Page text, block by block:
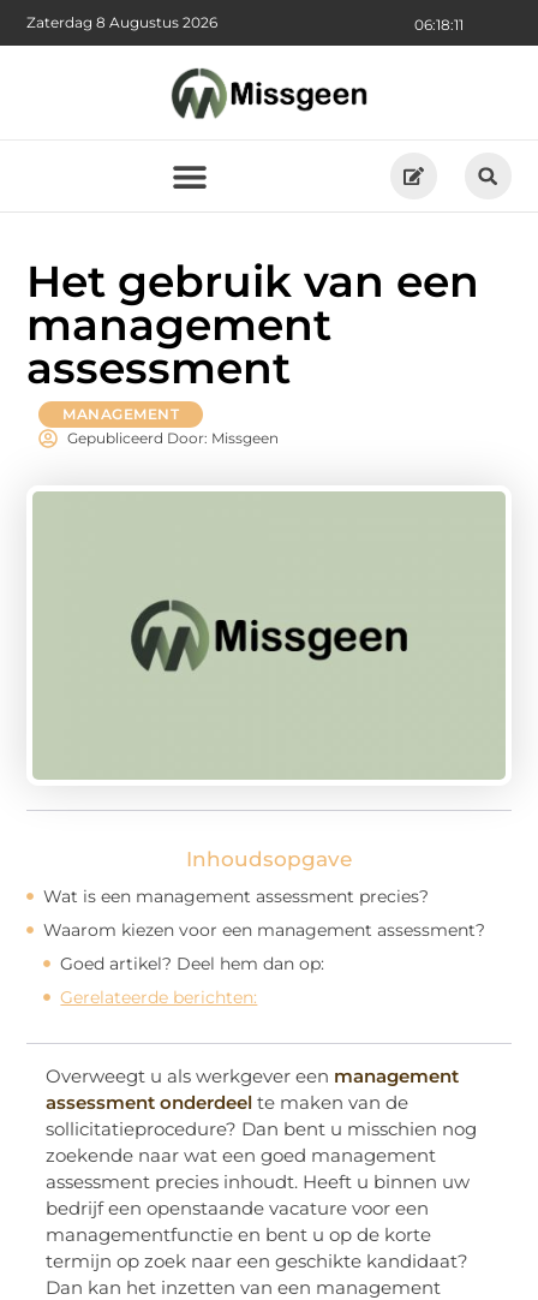
06:18:12
Zaterdag 8 Augustus 2026
Het gebruik van een
management
assessment
MANAGEMENT
Gepubliceerd Door: Missgeen
Inhoudsopgave
Wat is een management assessment precies?
Waarom kiezen voor een management assessment?
Goed artikel? Deel hem dan op:
Gerelateerde berichten:
Overweegt u als werkgever een management
assessment onderdeel te maken van de
sollicitatieprocedure? Dan bent u misschien nog
zoekende naar wat een goed management
assessment precies inhoudt. Heeft u binnen uw
bedrijf een openstaande vacature voor een
managementfunctie en bent u op de korte
termijn op zoek naar een geschikte kandidaat?
Dan kan het inzetten van een management